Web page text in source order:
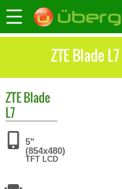
ZTE Blade
ZTEBlade
L7
5"
(854x480)
TFT LCD